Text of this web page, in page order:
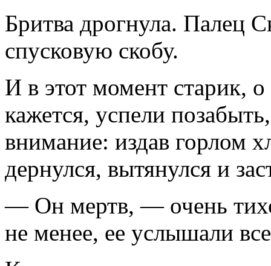
Бритва дрогнула. Палец
спусковую скобу.
И в этот момент старик,
кажется, успели
внимание: издав горлом
дернулся, вытянул­ся и
— Он мертв, — очень
не менее, ее услышали